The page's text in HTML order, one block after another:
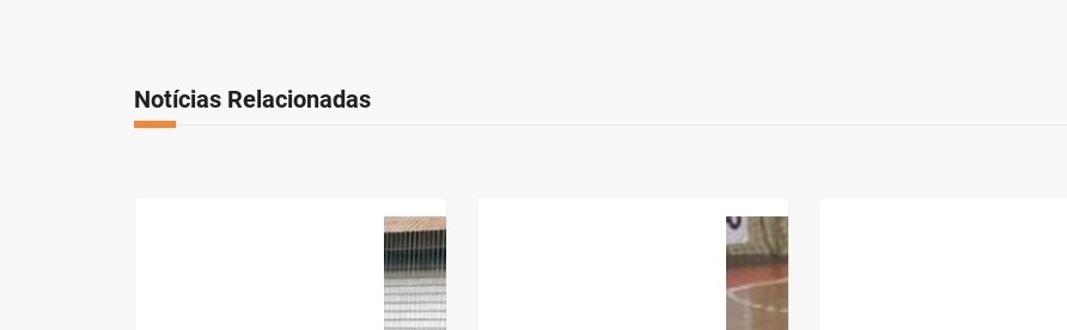
Notícias Relacionadas